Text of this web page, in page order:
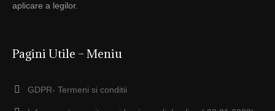
aplicare a legilor.
Pagini Utile – Meniu
GDPR- Termeni si conditii